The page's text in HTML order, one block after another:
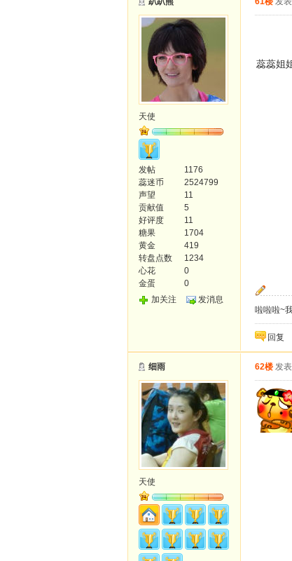
天使
发帖
1176
蕊迷币
2524799
声望
11
贡献值
5
好评度
11
糖果
1704
黄金
419
转盘点数
1234
心花
0
金蛋
0
加关注
发消息
蕊蕊姐
啦啦啦~
回复
细雨
天使
62楼 发